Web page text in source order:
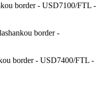
border - USD7100/FTL -
border -
border - USD7400/FTL -